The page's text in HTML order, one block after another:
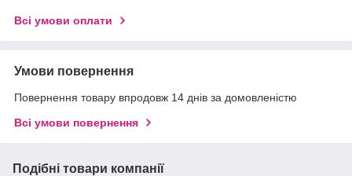
Всі умови оплати
Умови повернення
Повернення товару впродовж 14 днів за домовленістю
Всі умови повернення
Подібні товари компанії